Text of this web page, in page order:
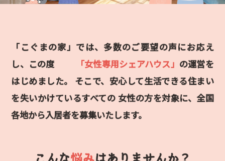
「こぐまの家」では、多数のご要望の声にお応え
し、この度
「女性専用シェアハウス」 の運営を
はじめました。
そこで、安心して生活できる住まい
を失いかけているすべての 女性の方を対象に、全国
各地から入居者を募集いたします。